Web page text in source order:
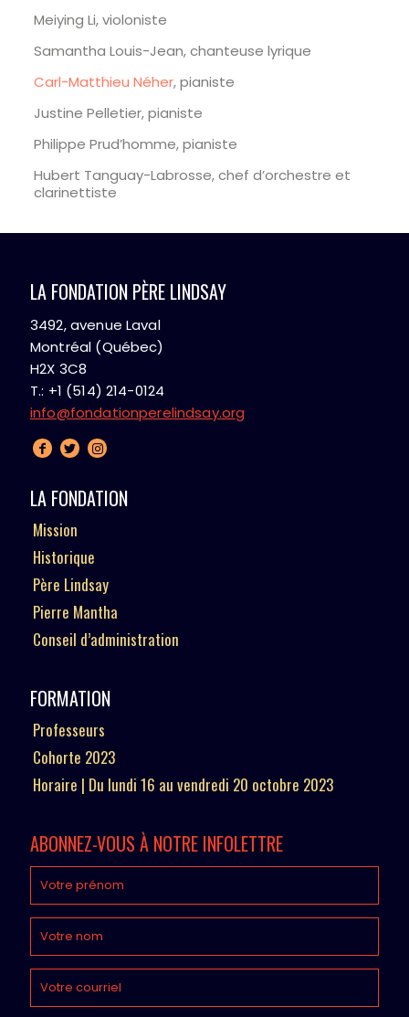
Meiying Li, violoniste
Samantha Louis-Jean, chanteuse lyrique
Carl-Matthieu Néher, pianiste
Justine Pelletier, pianiste
Philippe Prud’homme, pianiste
Hubert Tanguay-Labrosse, chef d’orchestre et
clarinettiste
LA FONDATION PÈRE LINDSAY
3492, avenue Laval
Montréal (Québec)
H2X 3C8
T.: +1 (514) 214-0124
info@fondationperelindsay.org
LA FONDATION
Mission
Historique
Père Lindsay
Pierre Mantha
Conseil d’administration
FORMATION
Professeurs
Cohorte 2023
Horaire | Du lundi 16 au vendredi 20 octobre 2023
ABONNEZ-VOUS À NOTRE INFOLETTRE